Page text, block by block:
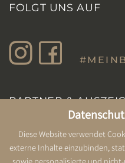
Diese Website verwendet
externe Inhalte einzubinden,
FOLGT UNS AUF
PARTNER &